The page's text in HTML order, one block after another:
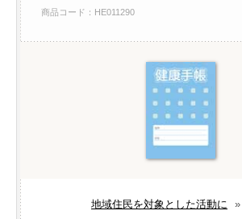
商品コード：HE011290
地域住民を対象とした活動に »